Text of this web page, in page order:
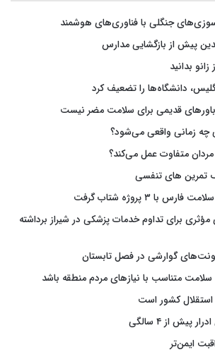
جنگلی با فناوری‌های هوشمند
زانو بدانید
دانشگاه‌ها را تضعیف کرد
باورهای قدیمی برای سلامت مضر نیست
زمانی واقعی می‌شود؟
مردان متفاوت عمل می‌کند؟
تمرین های تنفسی
۳ پروژه شتاب گرفت
برای تداوم خدمات پزشکی در شیراز برداشته
گوارشی در فصل تابستان
متناسب با نیازهای مردم منطقه باشد
استقلال کشور است
پیش از ۴ سالگی
ایمن‌تر